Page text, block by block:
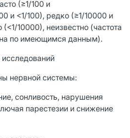
(≥1/100 и
и <1/100), редко (≥1/10000 и
10000), неизвестно (частота
по имеющимся данным).
нервной системы:
сонливость, нарушения
парестезии и снижение